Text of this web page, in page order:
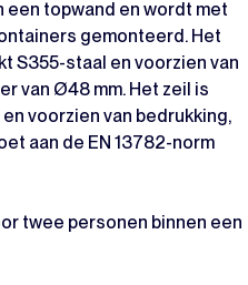
een topwand en wordt met
gemonteerd. Het
S355-staal en voorzien van
van Ø48 mm. Het zeil is
voorzien van bedrukking,
aan de EN 13782-norm
twee personen binnen een